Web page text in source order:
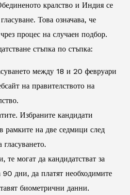
кралство и Индия се
Това означава, че
процес на случаен подбор.
стъпка по стъпка:
между 18 и 20 февруари
на правителството на
Избраните кандидати
рамките на две седмици след
те могат да кандидатстват за
90 дни, да платят необходимите
биометрични данни.